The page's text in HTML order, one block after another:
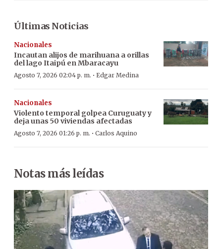
Últimas Noticias
Nacionales
Incautan alijos de marihuana a orillas
del lago Itaipú en Mbaracayu
Agosto 7, 2026 02:04 p. m. · Edgar Medina
Nacionales
Violento temporal golpea Curuguaty y
deja unas 50 viviendas afectadas
Agosto 7, 2026 01:26 p. m. · Carlos Aquino
Notas más leídas